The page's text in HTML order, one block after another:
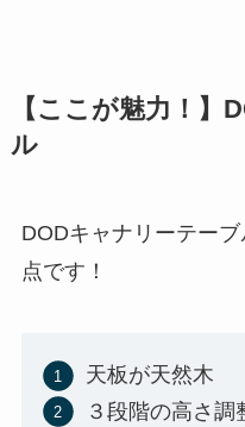
【ここが魅力！】
ル
DODキャナリーテー
点です！
天板が天然木
３段階の高さ調